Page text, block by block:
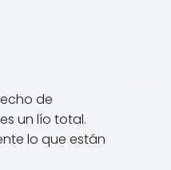
de
un lío total.
lo que están